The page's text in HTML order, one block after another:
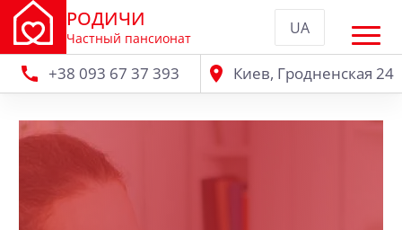
РОДИЧИ
Частный пансионат
UA
+38 093 67 37 393 Киев, Гродненская 24